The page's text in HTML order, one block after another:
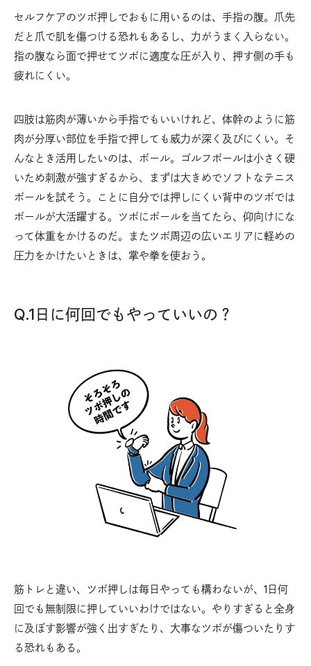
セルフケアのツボ押しでおもに用いるのは、手指の腹。爪先
だと爪で肌を傷つける恐れもあるし、力がうまく入らない。
指の腹なら面で押せてツボに適度な圧が入り、押す側の手も
疲れにくい。
四肢は筋肉が薄いから手指でもいいけれど、体幹のように筋
肉が分厚い部位を手指で押しても威力が深く及びにくい。そ
んなとき活用したいのは、ボール。ゴルフボールは小さく硬
いため刺激が強すぎるから、まずは大きめでソフトなテニス
ボールを試そう。ことに自分では押しにくい背中のツボでは
ボールが大活躍する。ツボにボールを当てたら、仰向けにな
って体重をかけるのだ。またツボ周辺の広いエリアに軽めの
圧力をかけたいときは、掌や拳を使おう。
Q.1日に何回でもやっていいの？
筋トレと違い、ツボ押しは毎日やっても構わないが、1日何
回でも無制限に押していいわけではない。やりすぎると全身
に及ぼす影響が強く出すぎたり、大事なツボが傷ついたりす
る恐れもある。